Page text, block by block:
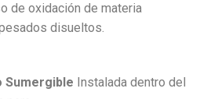
de oxidación de materia
disueltos.
Sumergible Instalada dentro del